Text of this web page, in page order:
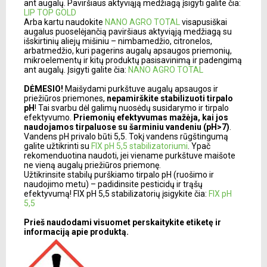
ant augalų. Paviršiaus aktyviąją medžiagą įsigyti galite čia:
LIP TOP GOLD
Arba kartu naudokite NANO AGRO TOTAL
visapusiškai
augalus puoselėjančią paviršiaus aktyviąją medžiagą su
išskirtinių aliejų mišiniu – nimbamedžio, citronelos,
arbatmedžio, kuri pagerins augalų apsaugos priemonių,
mikroelementų ir kitų produktų pasisavinimą ir padengimą
ant augalų. Įsigyti galite čia: NANO AGRO TOTAL
DĖMESIO! Maišydami purkštuve augalų apsaugos ir
priežiūros priemones, nepamirškite stabilizuoti tirpalo
pH! Tai svarbu dėl galimų nuosėdų susidarymo ir tirpalo
efektyvumo.
Priemonių efektyvumas mažėja, kai jos
naudojamos tirpaluose su šarminiu vandeniu (pH>7)
Vandens pH privalo būti 5,5. Tokį vandens rūgštingumą
galite užtikrinti su FIX pH 5,5 stabilizatoriumi . Ypač
rekomenduotina naudoti, jei viename purkštuve maišote
ne vieną augalų priežiūros priemonę.
Užtikrinsite stabilų purškiamo tirpalo pH (ruošimo ir
naudojimo metu) – padidinsite pesticidų ir trąšų
efektyvumą! FIX pH 5,5 stabilizatorių įsigykite čia: FIX pH
5,5
Prieš naudodami visuomet perskaitykite etiketę ir
informaciją apie produktą.